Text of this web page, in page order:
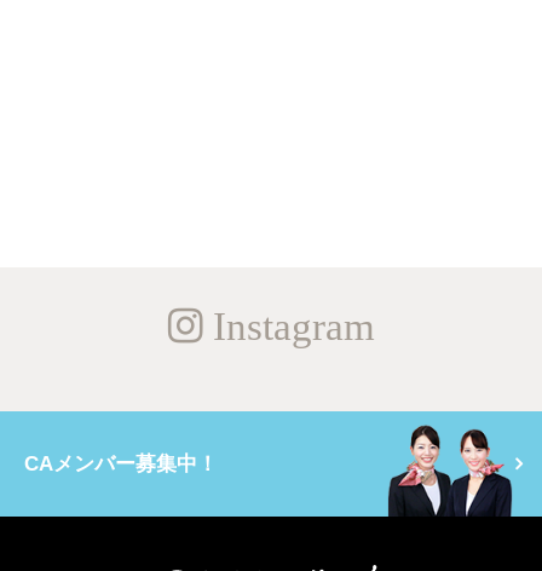
Instagram
CAメンバー募集中！